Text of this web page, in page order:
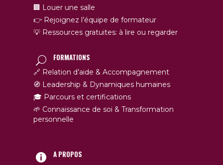
🏢 Louer une salle
👉 Rejoignez l’équipe de formateur
💡 Ressources gratuites: à lire ou regarder
FORMATIONS
🔗 Relation d’aide & Accompagnement
🧭 Leadership & Dynamiques humaines
🎓 Parcours et certifications
🌱 Connaissance de soi & Transformation
personnelle
A PROPOS